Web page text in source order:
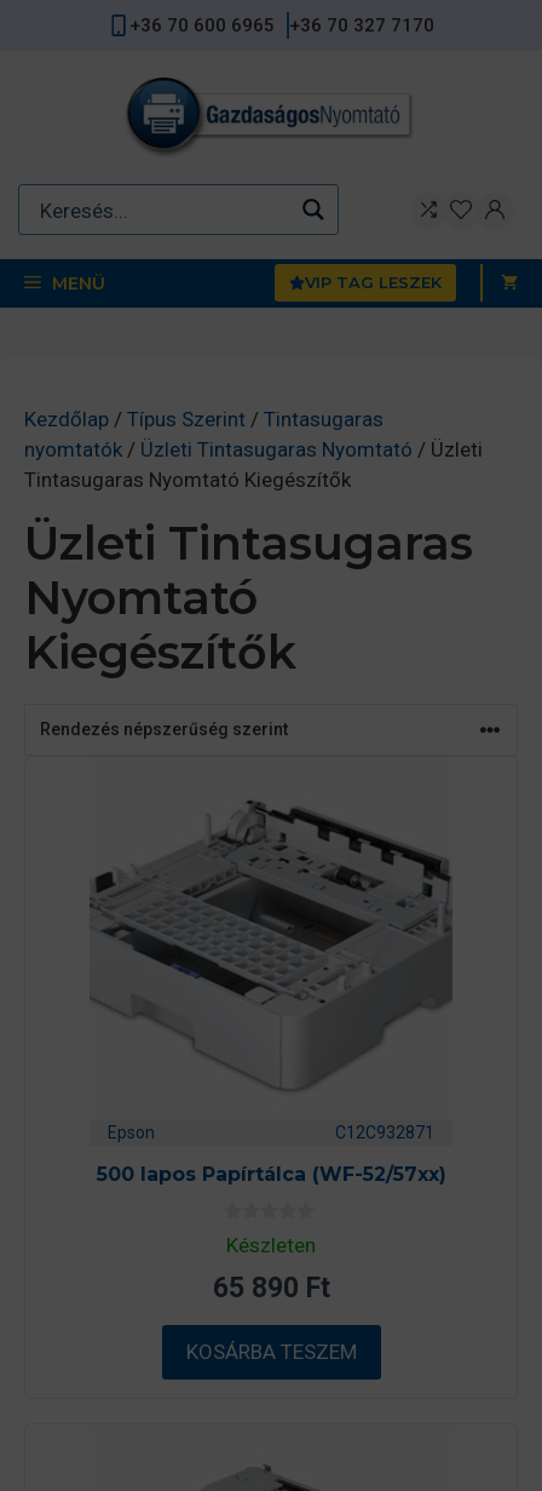
+36 70 600 6965 +36 70 327 7170
MENÜ VIP TAG LESZEK
Kezdőlap / Típus Szerint / Tintasugaras
nyomtatók / Üzleti Tintasugaras Nyomtató / Üzleti
Tintasugaras Nyomtató Kiegészítők
Üzleti Tintasugaras
Nyomtató
Kiegészítők
Epson C12C932871
500 lapos Papírtálca (WF-52/57xx)
0
a
5
-
ő
l
Készleten
65 890 Ft
KOSÁRBA TESZEM